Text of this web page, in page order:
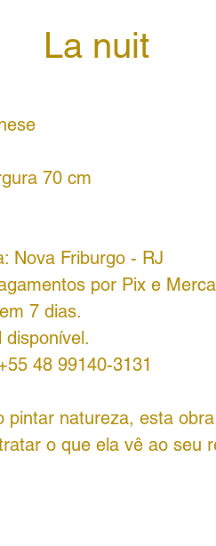
La nuit
70 cm
Nova Friburgo - RJ
por Pix e
7 dias.
disponível.
48 99140-3131
pintar natureza, esta
o que ela vê ao seu